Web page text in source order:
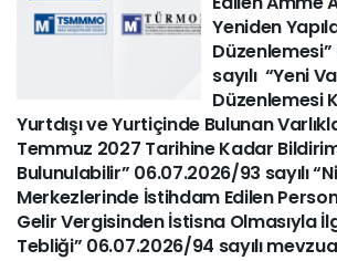
Yeniden
sayılı “Yeni
Düzenlemesi
Yurtdışı ve Yurtiçinde Bulunan
Temmuz 2027 Tarihine Kadar
Bulunulabilir” 06.07.2026/93 sayılı
Merkezlerinde İstihdam Edilen
Gelir Vergisinden İstisna Olmasıyla
Tebliği” 06.07.2026/94 sayılı